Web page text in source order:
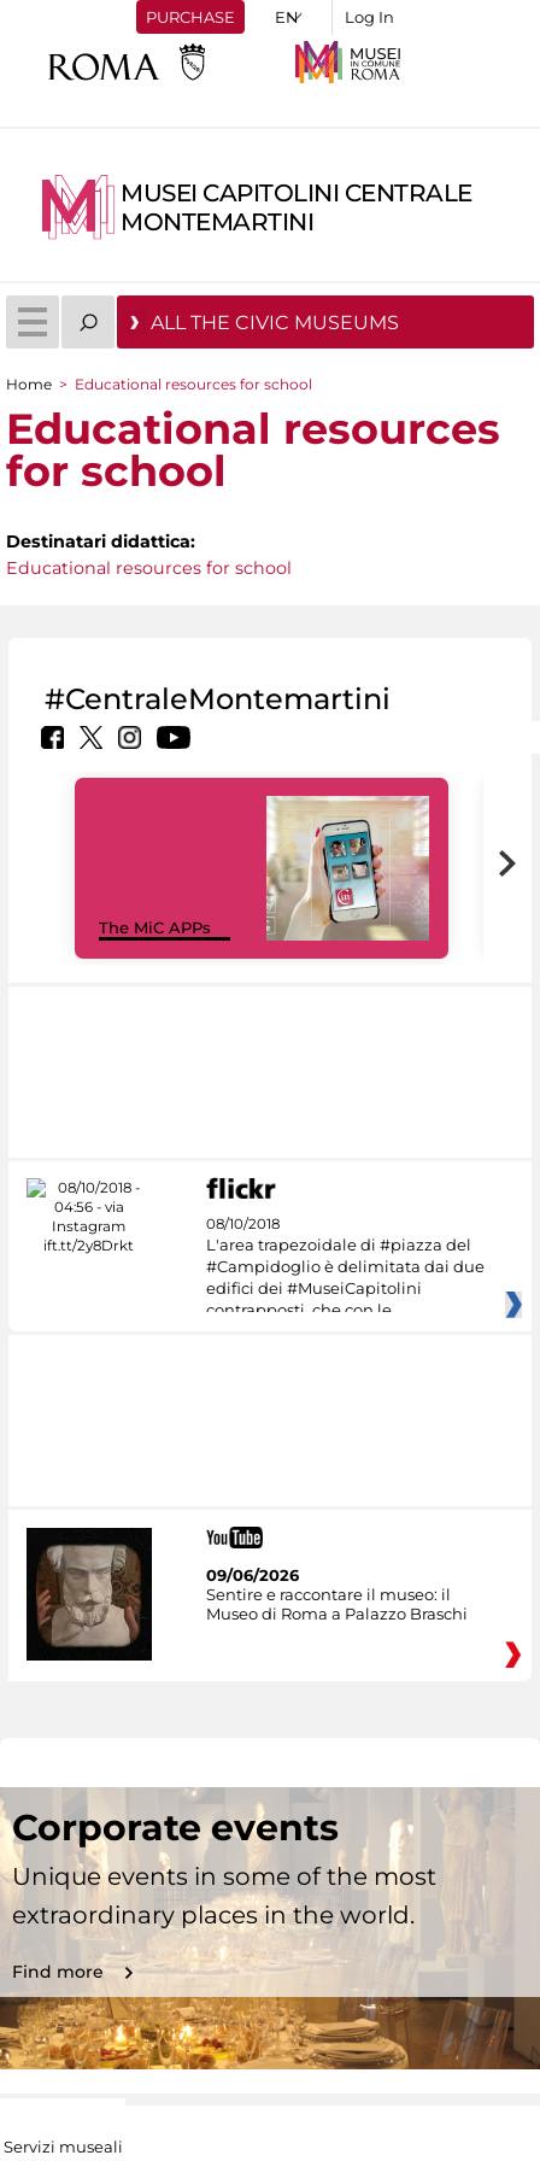
PURCHASE Log In
MUSEI CAPITOLINI CENTRALE
MONTEMARTINI
ALL THE CIVIC MUSEUMS
You are here
Home > Educational resources for school
Educational resources
for school
Destinatari didattica:
Educational resources for school
#CentraleMontemartini
The MiC APPs
08/10/2018
L'area trapezoidale di #piazza del
#Campidoglio è delimitata dai due
edifici dei #MuseiCapitolini
contrapposti, che con le
09/06/2026
Sentire e raccontare il museo: il
Museo di Roma a Palazzo Braschi
Corporate events
Unique events in some of the most
extraordinary places in the world.
Find more
Servizi museali